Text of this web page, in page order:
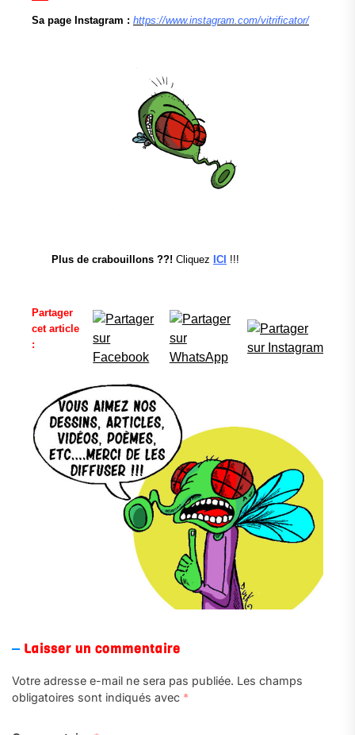
Sa page Instagram : https://www.instagram.com/vitrificator/
Plus de crabouillons ??! Cliquez ICI !!!
Partager
cet article
:
Laisser un commentaire
Votre adresse e-mail ne sera pas publiée. Les champs
obligatoires sont indiqués avec *